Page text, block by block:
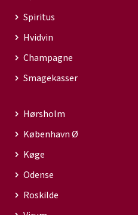
Spiritus
Hvidvin
Champagne
Smagekasser
Hørsholm
København Ø
Køge
Odense
Roskilde